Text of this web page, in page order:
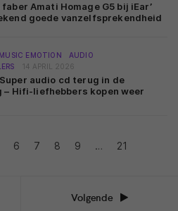
Amati Homage G5 bij iEar’
goede vanzelfsprekendheid
MUSIC EMOTION
AUDIO
14 APRIL 2026
audio cd terug in de
Hifi-liefhebbers kopen weer
6 7 8 9 … 21
Volgende